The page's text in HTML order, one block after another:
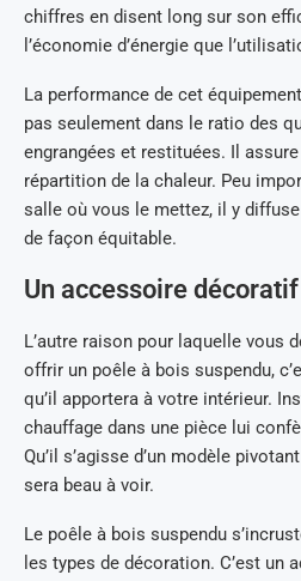
chiffres en disent long sur son
l’économie d’énergie que
La performance de cet
pas seulement dans le ratio des
engrangées et restituées. Il
répartition de la chaleur. Peu
salle où vous le mettez, il y
de façon équitable.
Un accessoire décoratif
L’autre raison pour laquelle vous
offrir un poêle à bois suspendu,
qu’il apportera à votre intérieur.
chauffage dans une pièce lui
Qu’il s’agisse d’un modèle
sera beau à voir.
Le poêle à bois suspendu
les types de décoration. C’est un